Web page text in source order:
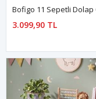
3.099,90 TL